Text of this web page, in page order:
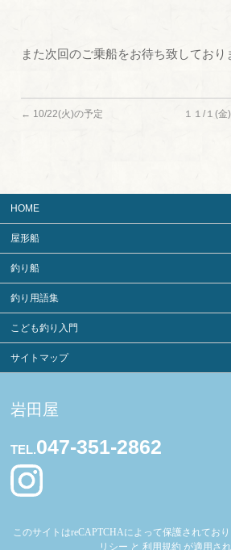
また次回のご乗船をお待ち致しており
← 10/22(火)の予定 １１/１(
HOME
屋形船
釣り船
釣り用語集
こども釣り入門
サイトマップ
岩田屋
TEL.047-351-2862
このサイトはreCAPTCHAによって保護されており
リシー と利用規約 が適用され